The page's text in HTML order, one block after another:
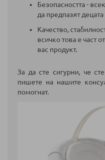
Безопасността -
да предпазят
Качество,
всичко това е част
вас продукт.
За да сте сигурни, че
пишете на нашите
помогнат.